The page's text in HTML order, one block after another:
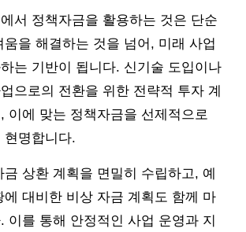
서 정책자금을 활용하는 것은 단순
을 해결하는 것을 넘어, 미래 사업
는 기반이 됩니다. 신기술 도입이나
으로의 전환을 위한 전략적 투자 계
이에 맞는 정책자금을 선제적으로
현명합니다.
상환 계획을 면밀히 수립하고, 예
에 대비한 비상 자금 계획도 함께 마
이를 통해 안정적인 사업 운영과 지